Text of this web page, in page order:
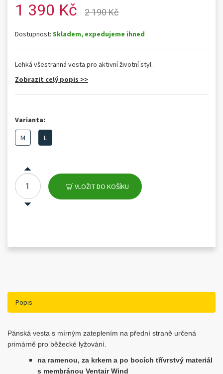
1 390 Kč 2 190 Kč
Dostupnost: Skladem, expedujeme ihned
Lehká všestranná vesta pro aktivní životní styl.
Zobrazit celý popis >>
Varianta:
M
L
VLOŽIT DO KOŠÍKU
Popis
Pánská vesta s mírným zateplením na přední straně určená
primárně pro běžecké lyžování.
na ramenou, za krkem a po bocích třívrstvý materiál
s membránou Ventair Wind